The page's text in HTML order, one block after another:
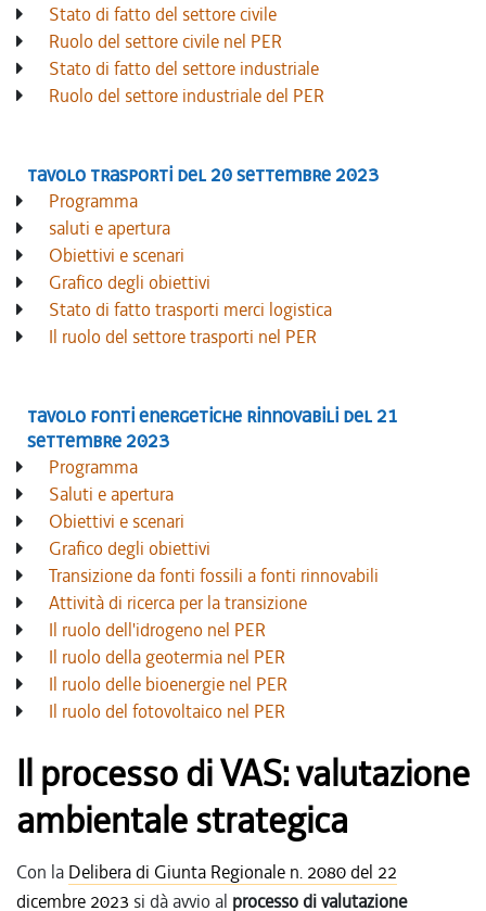
Stato di fatto del settore civile
Ruolo del settore civile nel PER
Stato di fatto del settore industriale
Ruolo del settore industriale del PER
Tavolo trasporti del 20 settembre 2023
Programma
saluti e apertura
Obiettivi e scenari
Grafico degli obiettivi
Stato di fatto trasporti merci logistica
Il ruolo del settore trasporti nel PER
Tavolo fonti energetiche rinnovabili del 21
settembre 2023
Programma
Saluti e apertura
Obiettivi e scenari
Grafico degli obiettivi
Transizione da fonti fossili a fonti rinnovabili
Attività di ricerca per la transizione
Il ruolo dell'idrogeno nel PER
Il ruolo della geotermia nel PER
Il ruolo delle bioenergie nel PER
Il ruolo del fotovoltaico nel PER
Il processo di VAS: valutazione
ambientale strategica
Con la Delibera di Giunta Regionale n. 2080 del 22
dicembre 2023 si dà avvio al processo di valutazione